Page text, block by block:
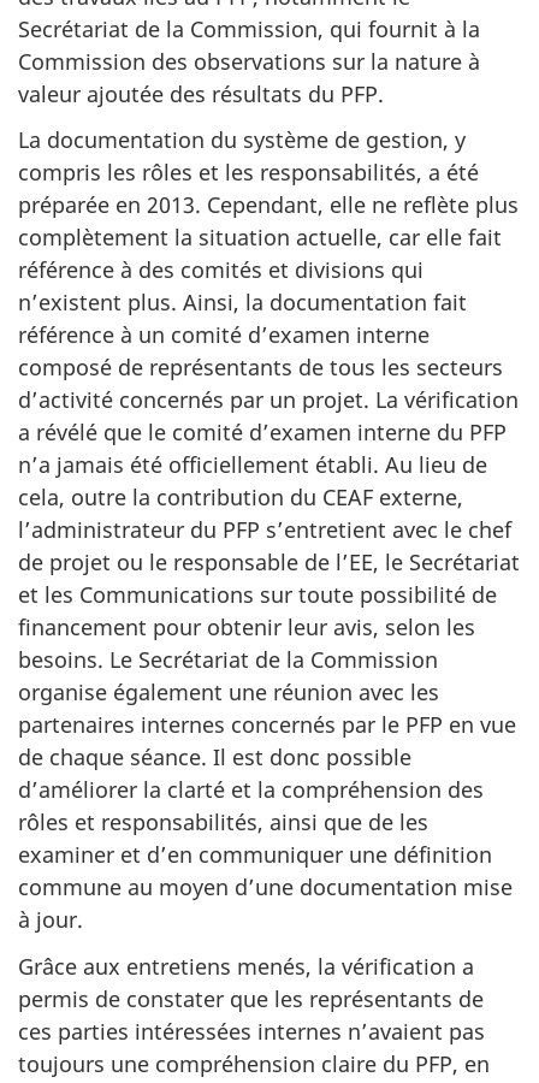
Secrétariat de la Commission, qui fournit à la
Commission des observations sur la nature à
valeur ajoutée des résultats du PFP.
La documentation du système de gestion, y
compris les rôles et les responsabilités, a été
préparée en 2013. Cependant, elle ne reflète plus
complètement la situation actuelle, car elle fait
référence à des comités et divisions qui
n’existent plus. Ainsi, la documentation fait
référence à un comité d’examen interne
composé de représentants de tous les secteurs
d’activité concernés par un projet. La vérification
a révélé que le comité d’examen interne du PFP
n’a jamais été officiellement établi. Au lieu de
cela, outre la contribution du CEAF externe,
l’administrateur du PFP s’entretient avec le chef
de projet ou le responsable de l’EE, le Secrétariat
et les Communications sur toute possibilité de
financement pour obtenir leur avis, selon les
besoins. Le Secrétariat de la Commission
organise également une réunion avec les
partenaires internes concernés par le PFP en vue
de chaque séance. Il est donc possible
d’améliorer la clarté et la compréhension des
rôles et responsabilités, ainsi que de les
examiner et d’en communiquer une définition
commune au moyen d’une documentation mise
à jour.
Grâce aux entretiens menés, la vérification a
permis de constater que les représentants de
ces parties intéressées internes n’avaient pas
toujours une compréhension claire du PFP, en